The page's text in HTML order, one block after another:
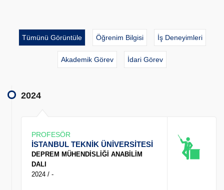
Tümünü Görüntüle Öğrenim Bilgisi İş Deneyimleri
Akademik Görev İdari Görev
2024
PROFESÖR
İSTANBUL TEKNİK ÜNİVERSİTESİ
DEPREM MÜHENDİSLİĞİ ANABİLİM
DALI
2024 / -